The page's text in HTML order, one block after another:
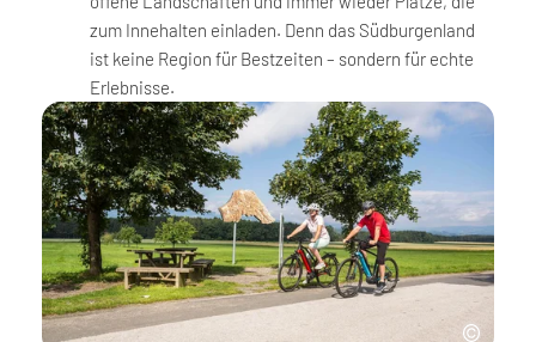
zum Innehalten einladen. Denn das Südburgenland
ist keine Region für Bestzeiten – sondern für echte
Erlebnisse.